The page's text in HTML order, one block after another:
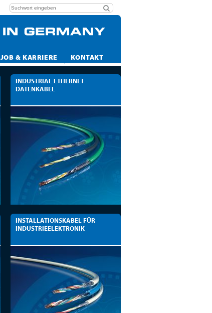
JOB & KARRIERE KONTAKT
INDUSTRIAL ETHERNET
DATENKABEL
INSTALLATIONSKABEL FÜR
INDUSTRIEELEKTRONIK